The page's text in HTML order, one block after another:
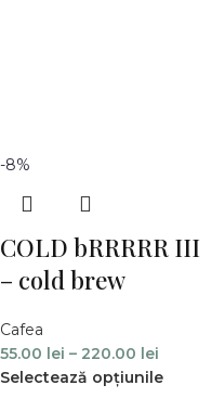
-8%
COLD bRRRRR III
– cold brew
Cafea
55.00 lei – 220.00 lei
Selectează opțiunile